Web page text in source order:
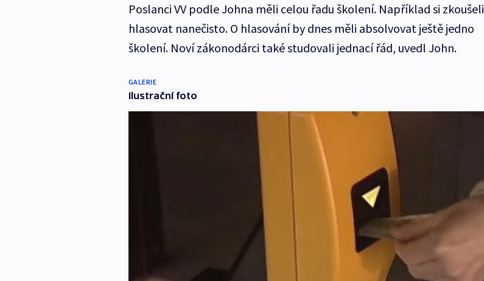
Poslanci VV podle Johna měli celou řadu školení. Například si zkoušeli
hlasovat nanečisto. O hlasování by dnes měli absolvovat ještě jedno
školení. Noví zákonodárci také studovali jednací řád, uvedl John.
GALERIE
Ilustrační foto